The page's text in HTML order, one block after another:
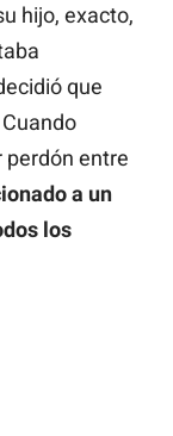
hijo, exacto,
que
perdón entre
a un
los